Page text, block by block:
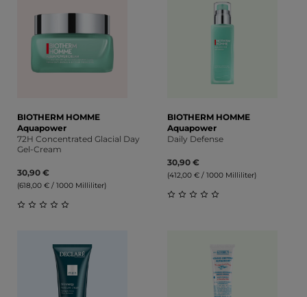
BIOTHERM HOMME
Aquapower
72H Concentrated Glacial Day
Gel-Cream
30,90 €
(618,00 € / 1000 Milliliter)
BIOTHERM HOMME
Aquapower
Daily Defense
30,90 €
(412,00 € / 1000 Milliliter)